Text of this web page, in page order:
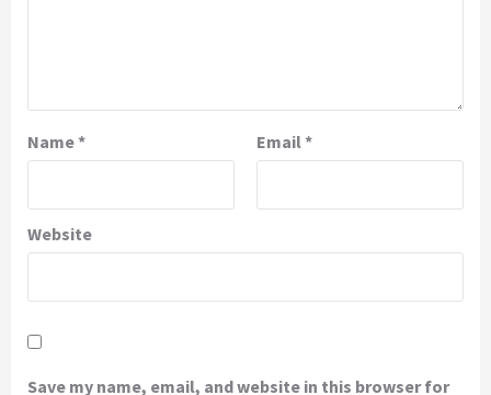
Name* Email *
Website
Save my name, email, and website in this browser for